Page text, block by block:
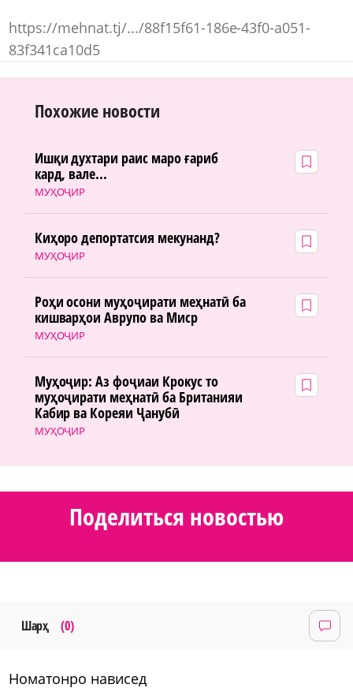
https://mehnat.tj/.../88f15f61-186e-43f0-a051-
83f341ca10d5
Похожие новости
МУҲОҶИР
Ишқи духтари раис маро ғариб
кард, вале...
МУҲОҶИР
Киҳоро депортатсия мекунанд?
МУҲОҶИР
Роҳи осони муҳоҷирати меҳнатӣ ба
кишварҳои Аврупо ва Миср
МУҲОҶИР
Муҳоҷир: Аз фоҷиаи Крокус то
муҳоҷирати меҳнатӣ ба Британияи
Кабир ва Кореяи Ҷанубӣ
Поделиться новостью
Шарҳ (0)
номатонро нависед